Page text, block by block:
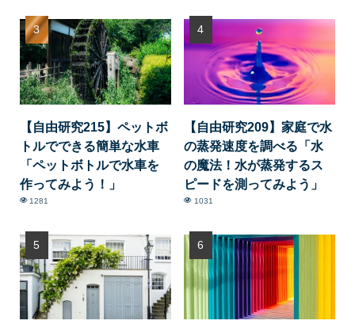
【自由研究215】ペットボ
トルでできる簡単な水車
「ペットボトルで水車を
作ってみよう！」
1281
【自由研究209】家庭で水
の蒸発速度を調べる「水
の魔法！水が蒸発するス
ピードを測ってみよう」
1031